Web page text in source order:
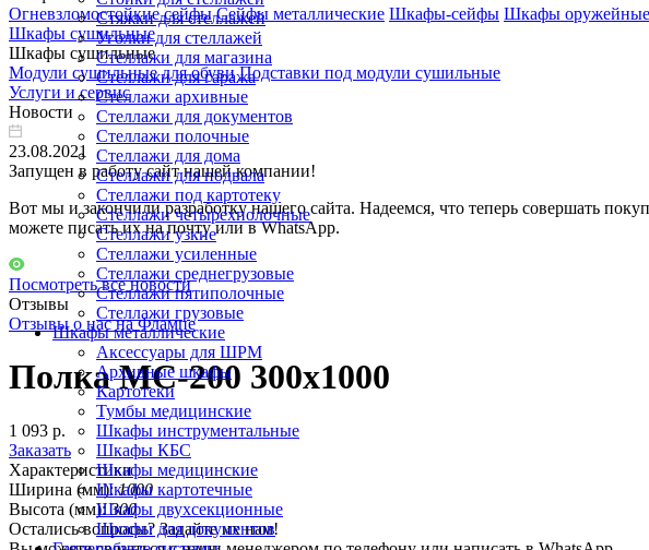
Стяжки для стеллажей
Уголки для стеллажей
Стеллажи для магазина
Стеллажи для гаража
Стеллажи архивные
Стеллажи для документов
Стеллажи полочные
Стеллажи для дома
Стеллажи для подвала
Стеллажи под картотеку
Стеллажи четырехполочные
Стеллажи узкие
Стеллажи усиленные
Стеллажи среднегрузовые
Стеллажи пятиполочные
Стеллажи грузовые
Шкафы металлические
Аксессуары для ШРМ
Архивные шкафы
Картотеки
Тумбы медицинские
Шкафы инструментальные
Шкафы КБС
Шкафы медицинские
Шкафы картотечные
Шкафы двухсекционные
Шкафы для документов
Огневзломостойкие сейфы Сейфы металлические Шкафы-сейфы Шкафы оружейные
Шкафы сушильные
Шкафы сушильные
Модули сушильные для обуви Подставки под модули сушильные
Услуги и сервис
Новости
23.08.2021
Запущен в работу сайт нашей компании!
Вот мы и закончили разработку нашего сайта. Надеемся, что теперь совершать
можете писать их на почту или в WhatsApp.
Посмотреть все новости
Отзывы
Отзывы о нас на Флампе
Полка МС-200 300x1000
1 093 р.
Заказать
Характеристики
Ширина (мм):1000
Высота (мм):300
Остались вопросы? Задайте их нам!